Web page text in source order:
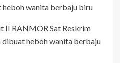
wanita berbaju biru
II RANMOR Sat Reskrim
heboh wanita berbaju